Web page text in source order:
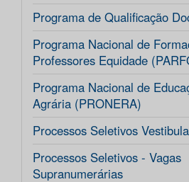
Programa de Qualificação
Programa Nacional de
Professores Equidade
Programa Nacional de
Agrária (PRONERA)
Processos Seletivos
Processos Seletivos - Vagas
Supranumerárias